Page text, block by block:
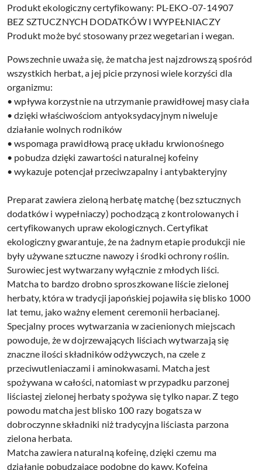
Produkt ekologiczny certyfikowany: PL-EKO-07-14907
BEZ SZTUCZNYCH DODATKÓW I WYPEŁNIACZY
Produkt może być stosowany przez wegetarian i wegan.
Powszechnie uważa się, że matcha jest najzdrowszą spośród
wszystkich herbat, a jej picie przynosi wiele korzyści dla
organizmu:
• wpływa korzystnie na utrzymanie prawidłowej masy ciała
• dzięki właściwościom antyoksydacyjnym niweluje
działanie wolnych rodników
• wspomaga prawidłową pracę układu krwionośnego
• pobudza dzięki zawartości naturalnej kofeiny
• wykazuje potencjał przeciwzapalny i antybakteryjny
Preparat zawiera zieloną herbatę matchę (bez sztucznych
dodatków i wypełniaczy) pochodzącą z kontrolowanych i
certyfikowanych upraw ekologicznych. Certyfikat
ekologiczny gwarantuje, że na żadnym etapie produkcji nie
były używane sztuczne nawozy i środki ochrony roślin.
Surowiec jest wytwarzany wyłącznie z młodych liści.
Matcha to bardzo drobno sproszkowane liście zielonej
herbaty, która w tradycji japońskiej pojawiła się blisko 1000
lat temu, jako ważny element ceremonii herbacianej.
Specjalny proces wytwarzania w zacienionych miejscach
powoduje, że w dojrzewających liściach wytwarzają się
znaczne ilości składników odżywczych, na czele z
przeciwutleniaczami i aminokwasami. Matcha jest
spożywana w całości, natomiast w przypadku parzonej
liściastej zielonej herbaty spożywa się tylko napar. Z tego
powodu matcha jest blisko 100 razy bogatsza w
dobroczynne składniki niż tradycyjna liściasta parzona
zielona herbata.
Matcha zawiera naturalną kofeinę, dzięki czemu ma
działanie pobudzające podobne do kawy. Kofeina